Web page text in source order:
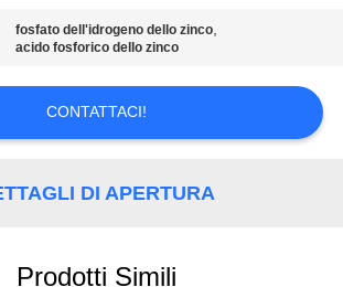
fosfato dell'idrogeno dello zinco,
acido fosforico dello zinco
CONTATTACI!
DI APERTURA
Prodotti Simili